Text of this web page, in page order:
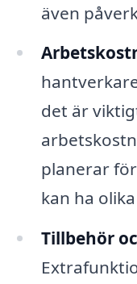
även
det är
planerar
kan ha
Tillbehör